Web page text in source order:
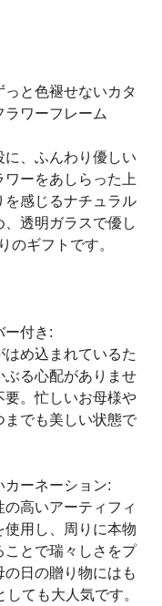
と色褪せないカタ
ワーフレーム
、ふんわり優しい
ーをあしらった上
を感じるナチュラル
透明ガラスで優し
のギフトです。
ー付き:
め込まれているた
ぶる心配がありませ
要。忙しいお母様や
までも美しい状態で
カーネーション:
高いアーティフィ
使用し、周りに本物
ことで瑞々しさをプ
日の贈り物にはも
ても大人気です。